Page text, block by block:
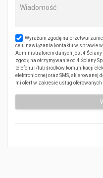
Wyrażam zgodę na
celu nawiązania kontaktu w sprawie
Administratorem danych jest 4
zgodę na otrzymywanie od 4 Ściany
telefonu i/lub środków komunikacji
elektronicznej oraz SMS, skierowanej
mi ofert w zakresie usług